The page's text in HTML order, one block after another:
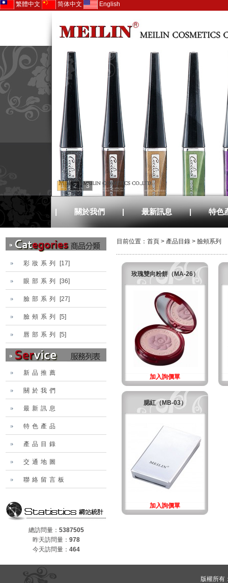
繁體中文 简体中文 English
1 2 3
| 關於我們 | 最新訊息 | 特色
彩妝系列 [17]
眼部系列 [36]
臉部系列 [27]
臉頰系列 [5]
唇部系列 [5]
新品推薦
關於我們
最新訊息
特色產品
產品目錄
交通地圖
聯絡留言板
總訪問量： 5387505
昨天訪問量： 978
今天訪問量： 464
目前位置： 首頁 > 產品目錄 > 臉頰系列
玫瑰雙向粉餅（MA-26）
加入詢價單
腮紅（MB-03）
加入詢價單
版權所有